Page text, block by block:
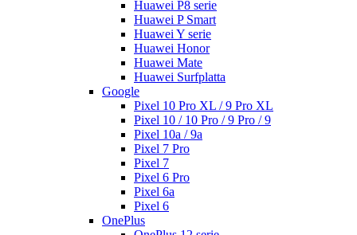
Huawei P8 serie
Huawei P Smart
Huawei Y serie
Huawei Honor
Huawei Mate
Huawei Surfplatta
Google
Pixel 10 Pro XL / 9 Pro XL
Pixel 10 / 10 Pro / 9 Pro / 9
Pixel 10a / 9a
Pixel 7 Pro
Pixel 7
Pixel 6 Pro
Pixel 6a
Pixel 6
OnePlus